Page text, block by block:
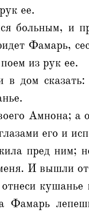
ее.
больным, и
Фамарь,
из рук ее.
дом
Амнона; а
его и
пред ним;
И вышли